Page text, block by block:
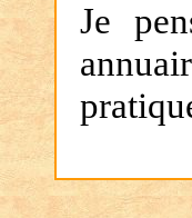
Je